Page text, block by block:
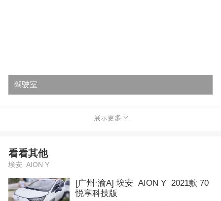
驾驶室
展示更多
看看其他
埃安 AION Y
[广州·渝A] 埃安 AION Y 2021款 70
悦享科技版